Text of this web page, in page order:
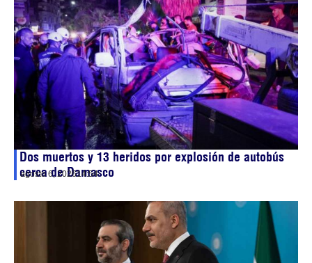
Dos muertos y 13 heridos por explosión de autobús
cerca de Damasco
agosto 6, 202614:54